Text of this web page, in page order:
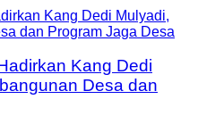
Kang Dedi
Desa dan